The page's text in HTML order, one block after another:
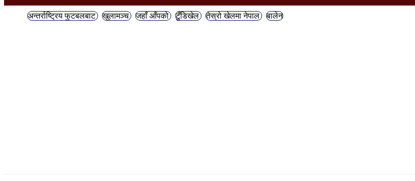
अन्तर्राष्ट्रिय फुटबलबाट खुलामञ्च जहाँ आँपको टुँडिखेल तेस्रो खेलमा नेपाल बालेन